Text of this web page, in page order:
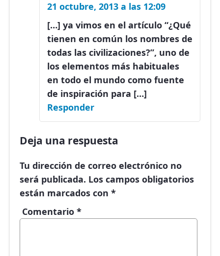
21 octubre, 2013 a las 12:09
[…] ya vimos en el artículo “¿Qué
tienen en común los nombres de
todas las civilizaciones?”, uno de
los elementos más habituales
en todo el mundo como fuente
de inspiración para […]
Responder
Deja una respuesta
Tu dirección de correo electrónico no
será publicada. Los campos obligatorios
están marcados con *
Comentario *